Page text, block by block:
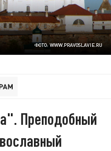
ФОТО: WWW.PRAVOSLAVIE.RU
Преподобный